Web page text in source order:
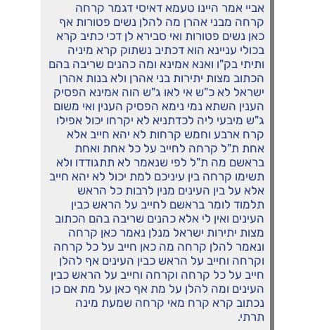
אביי אמר היינו טעמא דאיסי דגמר קרחה
קרחה מבני אהרן מה להלן נשים פטורות אף
כאן נשים פטורות ואי סבירא לן דכי כתיב קרא
בכולי עניינא הוא דכתיב נשתוק קרא מיניה
ותיתי בק"ו ואנא אמינא ומה כהנים שריבה בהם
הכתוב מצות יתירות בני אהרן ולא בנות אהרן
ישראל לא כ"ש אי לאו ג"ש הוה אמינא הפסיק
הענין השתא נמי נימא הפסיק הענין ואי משום
ג"ש מיבעי ליה לכדתניא לא יקרחו יכול אפילו
קרח ארבע וחמש קרחות לא יהא חייב אלא
אחת ת"ל קרחה לחייב על כל אחת ואחת
בראשם מה ת"ל לפי שנאמר לא תתגודדו ולא
תשימו קרחה בין עיניכם למת יכול לא יהא חייב
אלא על בין העינים מנין לרבות כל הראש
תלמוד לומר בראשם לחייב על הראש כבין
העינים ואין לי אלא כהנים שריבה בהם הכתוב
מצות יתירות ישראל מנלן נאמר כאן קרחה
ונאמר להלן קרחה מה כאן חייב על כל קרחה
וקרחה וחייב על הראש כבין העינים אף להלן
חייב על כל קרחה וקרחה וחייב על הראש כבין
העינים ומה להלן על מת אף כאן על מת אם כן
נכתוב קרא קרח מאי קרחה שמעת מינה
תרתי.